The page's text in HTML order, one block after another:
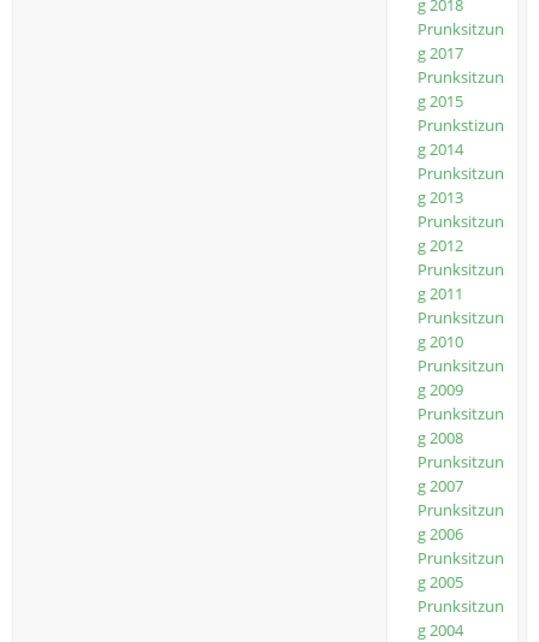
g 2018
Prunksitzun
g 2017
Prunksitzun
g 2015
Prunkstizun
g 2014
Prunksitzun
g 2013
Prunksitzun
g 2012
Prunksitzun
g 2011
Prunksitzun
g 2010
Prunksitzun
g 2009
Prunksitzun
g 2008
Prunksitzun
g 2007
Prunksitzun
g 2006
Prunksitzun
g 2005
Prunksitzun
g 2004